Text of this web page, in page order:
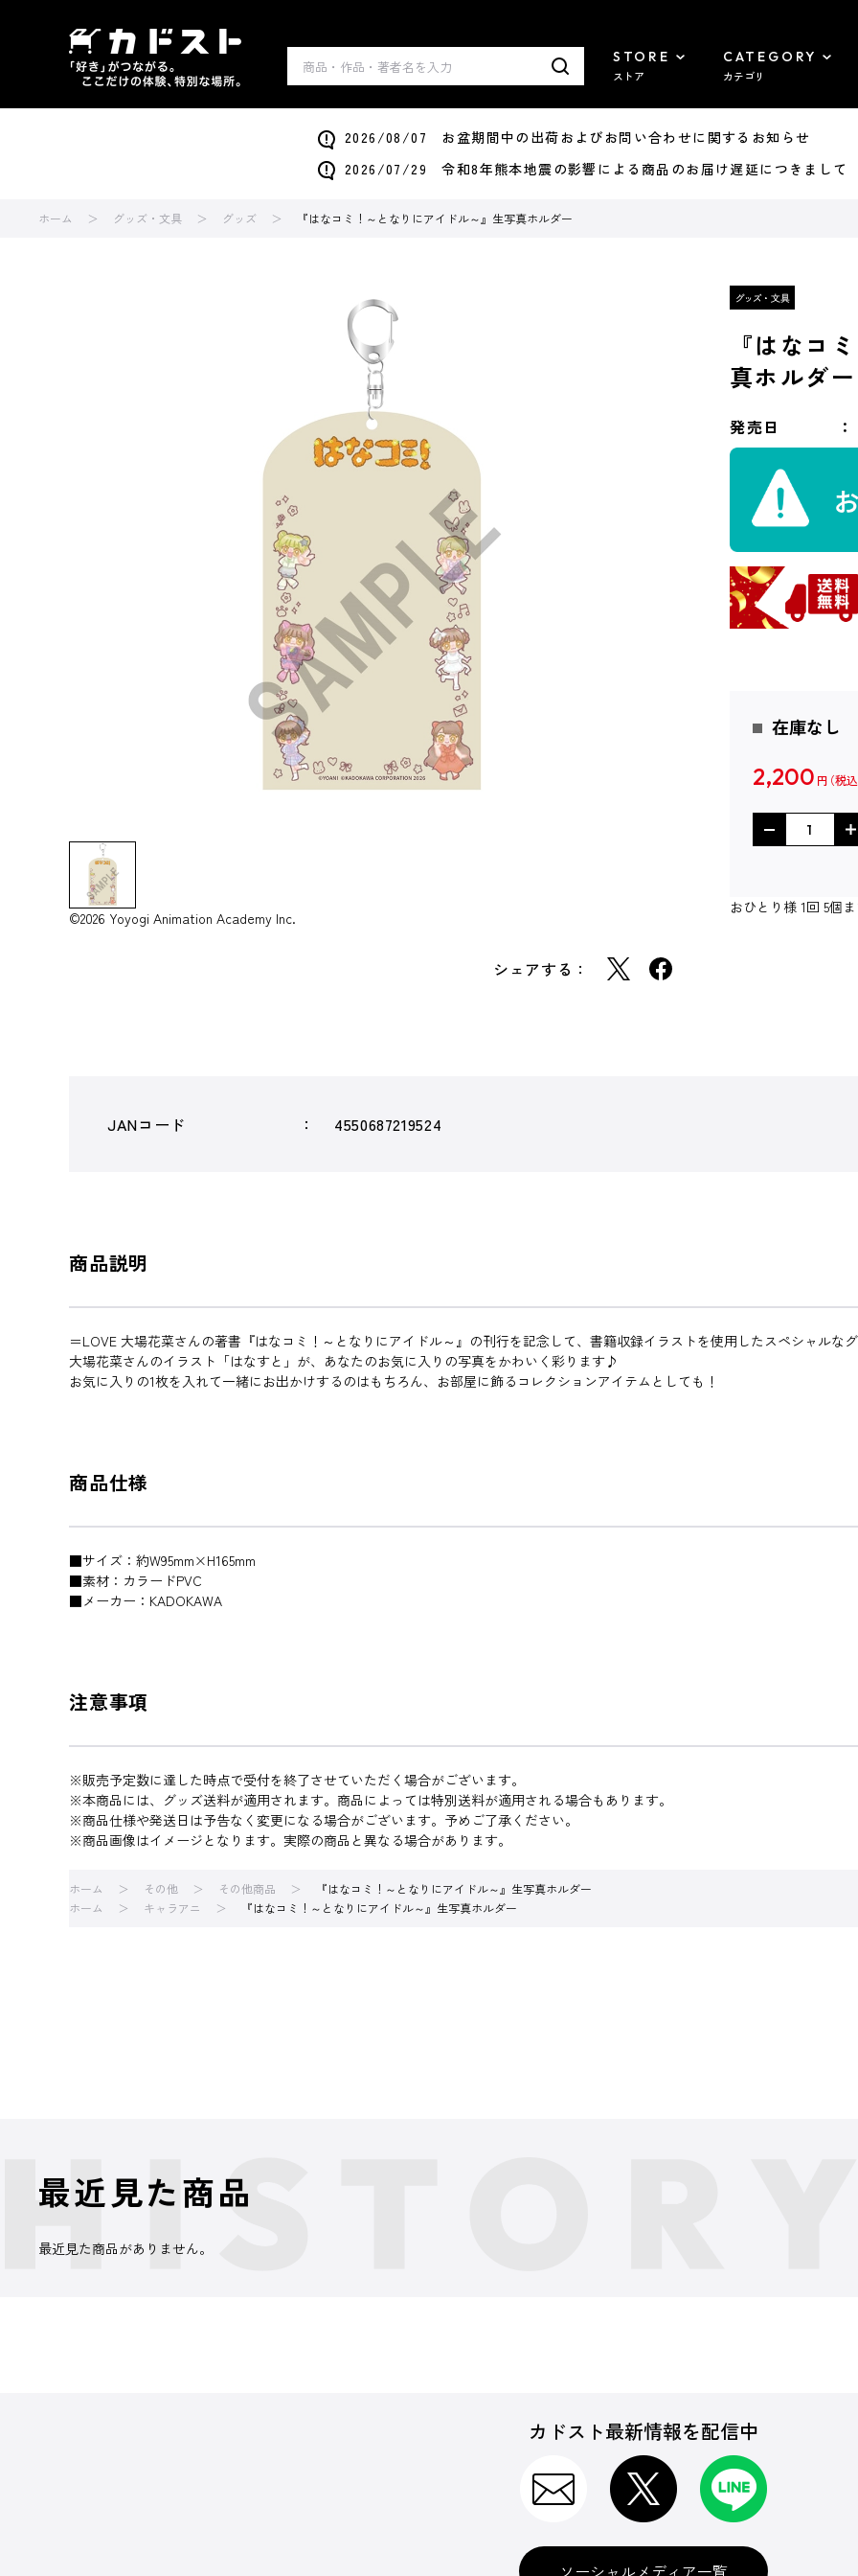
STORE
ストア
CATEGORY
カテゴリ
2026/08/07 お盆期間中の出荷およびお問い合わせに関するお知らせ
2026/07/29 令和8年熊本地震の影響による商品のお届け遅延につきまして
ホーム グッズ・文具 グッズ 『はなコミ！～となりにアイドル～』生写真ホルダー
©2026 Yoyogi Animation Academy Inc.
シェアする：
『はなコ
真ホルダー
発売日
在庫なし
2,200 円
おひとり様 1回 5個
JANコード 4550687219524
商品説明
＝LOVE 大場花菜さんの著書『はなコミ！～となりにアイドル～』の刊行を記念して、書籍収録イラストを使用したスペシャルな
大場花菜さんのイラスト「はなすと」が、あなたのお気に入りの写真をかわいく彩ります♪
お気に入りの1枚を入れて一緒にお出かけするのはもちろん、お部屋に飾るコレクションアイテムとしても！
商品仕様
■サイズ：約W95mm×H165mm
■素材：カラードPVC
■メーカー：KADOKAWA
注意事項
※販売予定数に達した時点で受付を終了させていただく場合がございます。
※本商品には、グッズ送料が適用されます。商品によっては特別送料が適用される場合もあります。
※商品仕様や発送日は予告なく変更になる場合がございます。予めご了承ください。
※商品画像はイメージとなります。実際の商品と異なる場合があります。
ホーム その他 その他商品
『はなコミ！～となりにアイドル～』生写真ホルダー
ホーム
キャラアニ 『はなコミ！～となりにアイドル～』生写真ホルダー
最近見た商品
最近見た商品がありません。
カドスト最新情報を配信中